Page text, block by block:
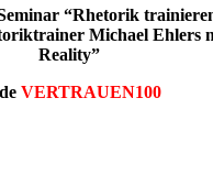
“Rhetorik
Michael Ehlers
Reality”
VERTRAUEN100